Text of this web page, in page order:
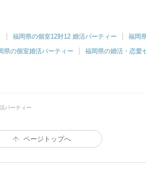
福岡県の個室12対12 婚活パーティー
福岡
県の個室婚活パーティー 福岡県の婚活・恋愛
パーティー
ページトップへ